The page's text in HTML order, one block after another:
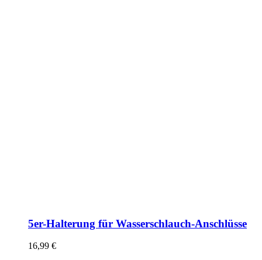
5er-Halterung für Wasserschlauch-Anschlüsse
16,99 €